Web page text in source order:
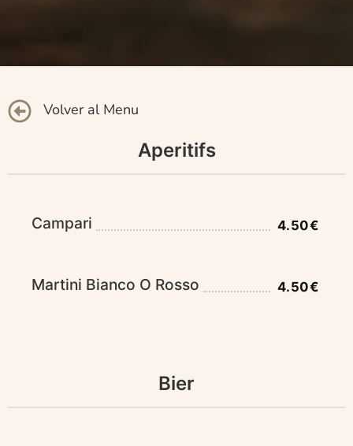
Volver al Menu
Aperitifs
Campari 4.50€
Martini Bianco O Rosso 4.50€
Bier